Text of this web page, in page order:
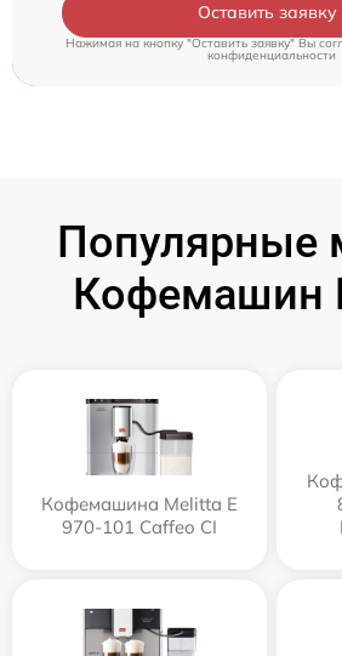
Оставить заявку
Нажимая на кнопку "Оставить заявку" Вы
конфиденциальности
Популярные
Кофемашин
Кофемашина Melitta Е
970-101 Caffeo CI